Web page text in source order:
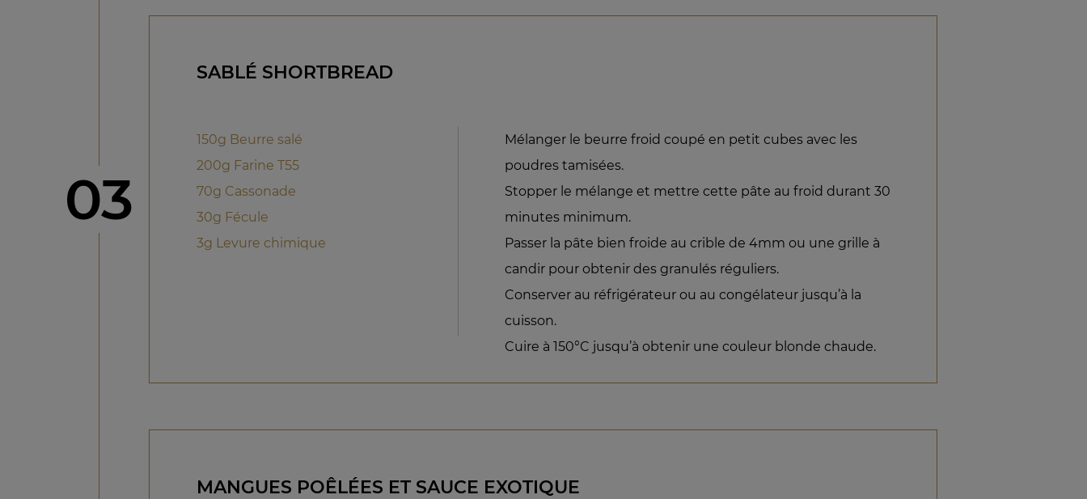
étape
03
SABLÉ SHORTBREAD
150g Beurre salé
200g Farine T55
70g Cassonade
30g Fécule
3g Levure chimique
Mélanger le beurre froid coupé en petit cubes avec les
poudres tamisées.
Stopper le mélange et mettre cette pâte au froid durant 30
minutes minimum.
Passer la pâte bien froide au crible de 4mm ou une grille à
candir pour obtenir des granulés réguliers.
Conserver au réfrigérateur ou au congélateur jusqu’à la
cuisson.
Cuire à 150°C jusqu’à obtenir une couleur blonde chaude.
MANGUES POÊLÉES ET SAUCE EXOTIQUE